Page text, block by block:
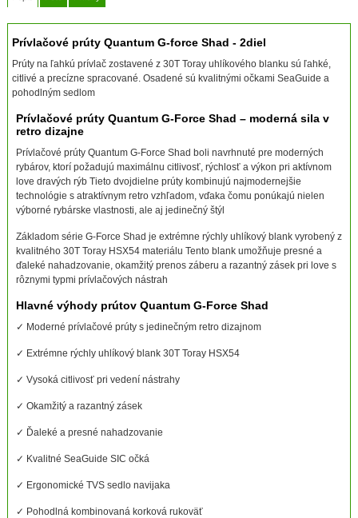
Prívlačové prúty Quantum G-force Shad - 2diel
Prúty na ľahkú prívlač zostavené z 30T Toray uhlíkového blanku sú ľahké,
citlivé a precízne spracované. Osadené sú kvalitnými očkami SeaGuide a
pohodlným sedlom
Prívlačové prúty Quantum G-Force Shad – moderná sila v
retro dizajne
Prívlačové prúty Quantum G-Force Shad boli navrhnuté pre moderných
rybárov, ktorí požadujú maximálnu citlivosť, rýchlosť a výkon pri aktívnom
love dravých rýb Tieto dvojdielne prúty kombinujú najmodernejšie
technológie s atraktívnym retro vzhľadom, vďaka čomu ponúkajú nielen
výborné rybárske vlastnosti, ale aj jedinečný štýl
Základom série G-Force Shad je extrémne rýchly uhlíkový blank vyrobený z
kvalitného 30T Toray HSX54 materiálu Tento blank umožňuje presné a
ďaleké nahadzovanie, okamžitý prenos záberu a razantný zásek pri love s
rôznymi typmi prívlačových nástrah
Hlavné výhody prútov Quantum G-Force Shad
✓ Moderné prívlačové prúty s jedinečným retro dizajnom
✓ Extrémne rýchly uhlíkový blank 30T Toray HSX54
✓ Vysoká citlivosť pri vedení nástrahy
✓ Okamžitý a razantný zásek
✓ Ďaleké a presné nahadzovanie
✓ Kvalitné SeaGuide SIC očká
✓ Ergonomické TVS sedlo navijaka
✓ Pohodlná kombinovaná korková rukoväť